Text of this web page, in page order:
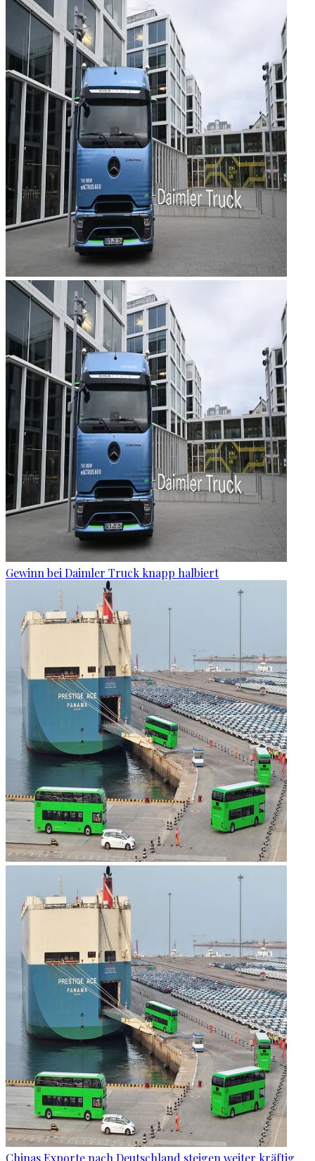
Gewinn bei Daimler Truck knapp halbiert
Chinas Exporte nach Deutschland steigen weiter kräftig